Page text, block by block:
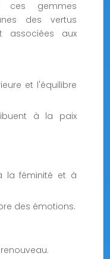
ces gemmes
des vertus
associées aux
et l'équilibre
à la paix
la féminité et à
des émotions.